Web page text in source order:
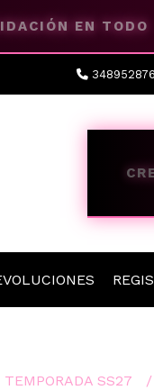
EN TODO
TEMPORADA SS27